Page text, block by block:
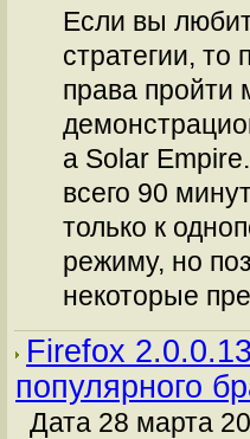
Если вы
стратегии, то
права пройти
a Solar
всего 90
только к
режиму, но
некоторые
Firefox
популярного
Дата 28 марта